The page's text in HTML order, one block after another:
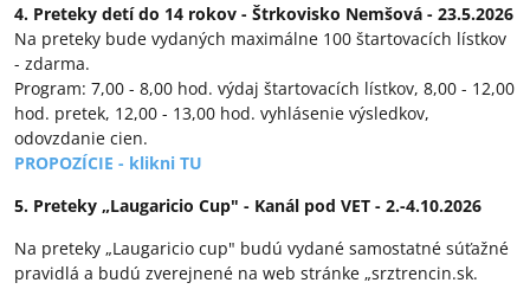
4. Preteky detí do 14 rokov - Štrkovisko Nemšová - 23.5.2026
Na preteky bude vydaných maximálne 100 štartovacích lístkov
- zdarma.
Program: 7,00 - 8,00 hod. výdaj štartovacích lístkov, 8,00 - 12,00
hod. pretek, 12,00 - 13,00 hod. vyhlásenie výsledkov,
odovzdanie cien.
PROPOZÍCIE - klikni TU
5. Preteky „Laugaricio Cup" - Kanál pod VET - 2.-4.10.2026
Na preteky „Laugaricio cup" budú vydané samostatné súťažné
pravidlá a budú zverejnené na web stránke „srztrencin.sk.